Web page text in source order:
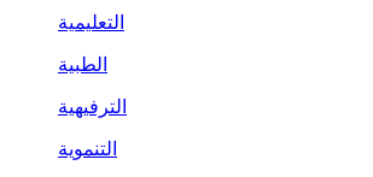
التعليمية
الطبية
الترفيهية
التنموية